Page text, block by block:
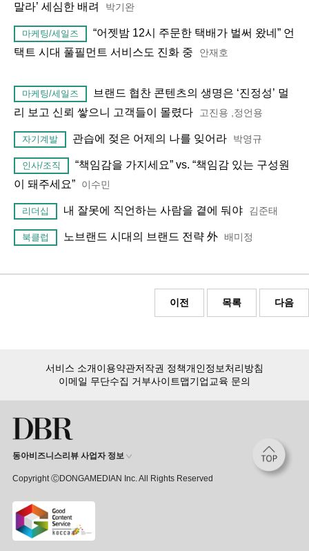
말라’ 세심한 배려
박기완
마케팅/세일즈
“어젯밤 12시 주문한 택배가 벌써 왔네” 언
택트 시대 풀필먼트 서비스도 진화 중
안재호
마케팅/세일즈
브랜드 협찬 콘텐츠의 생명은 ‘진정성’ 멀
리 보고 신뢰 쌓으니 고객들이 몰렸다
고진용 ,정언용
자기계발 관습에 젖은 어제의 나를 잊어라 박영규
인사/조직
“책임감을 가지세요” vs. “책임감 있는 구성원
이 돼주세요”
이수민
리더십 내 잘못에 직언하는 사람을 곁에 둬야 김준태
북클럽 노브랜드 시대의 브랜드 전략 外 배미정
이전 목록 다음
eBook 구매
서비스 소개이용약관저작권 정책개인정보처리방침
이메일 무단수집 거부사이트맵기업교육 문의
동아비즈니스리뷰 사업자 정보
Copyright ⒸDONGAMEDIAN Inc. All Rights Reserved